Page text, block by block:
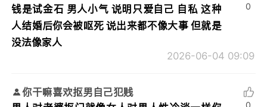
钱是试金石 男人小气 说明只爱自己 自私 这种
人结婚后你会被呕死 说出来都不像大事 但就是
没法像家人
2026-06-04 09:09
0
你干嘛喜欢抠男自己犯贱
0